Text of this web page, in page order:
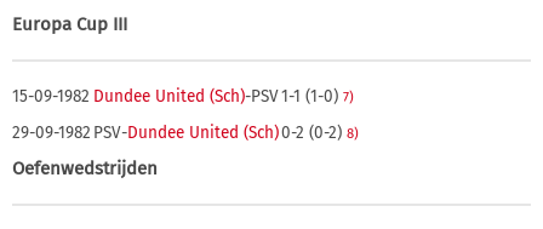
Europa Cup III
15-09-1982 Dundee United (Sch)-PSV1-1 (1-0) 7)
29-09-1982 PSV-Dundee United (Sch)0-2 (0-2) 8)
Oefenwedstrijden